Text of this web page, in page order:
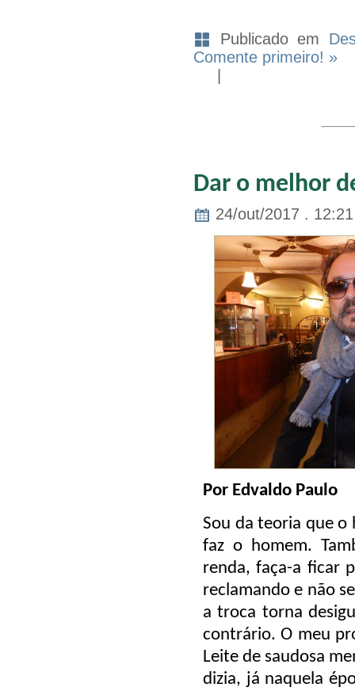
Publicado em
Comente primeiro! »
Dar o melhor
24/out/2017 . 12:21
Por Edvaldo Paulo
Sou da teoria que o
faz o homem.
renda, faça-a ficar
reclamando e não
a troca torna
contrário. O meu
Leite de saudosa
dizia, já naquela